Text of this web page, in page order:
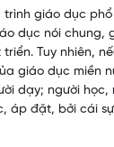
trình giáo dục
dục nói chung,
Tuy nhiên,
giáo dục miền
dạy; người học,
áp đặt, bởi cái